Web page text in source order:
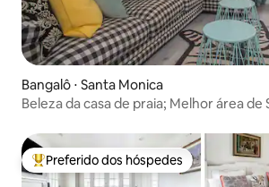
Bangalô ⋅ Santa Monica
Beleza da casa de praia; Melhor área de
Entre os melhores preferidos dos
Preferido dos hóspedes